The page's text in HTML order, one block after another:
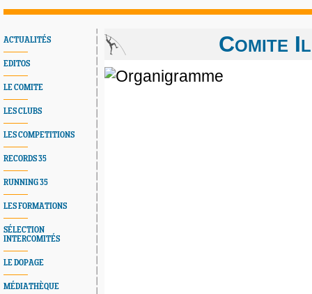
ACTUALITÉS
EDITOS
LE COMITE
LES CLUBS
LES COMPETITIONS
RECORDS 35
RUNNING 35
LES FORMATIONS
SÉLECTION
INTERCOMITÉS
LE DOPAGE
MÉDIATHÈQUE
COMITE I